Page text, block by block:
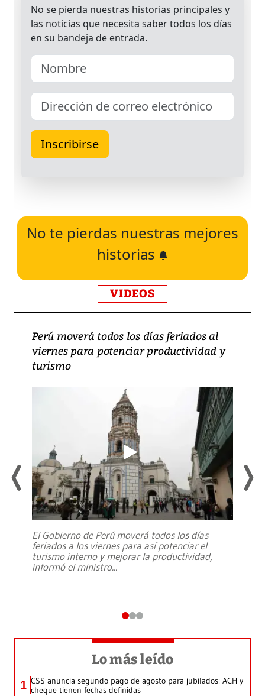
No te pierdas nuestras mejores
historias
VIDEOS
Perú moverá todos los días feriados al
viernes para potenciar productividad y
turismo
El Gobierno de Perú moverá todos los días
feriados a los viernes para así potenciar el
turismo interno y mejorar la productividad,
informó el ministro...
Lo más leído
1 CSS anuncia segundo pago de agosto para jubilados: ACH y
cheque tienen fechas definidas